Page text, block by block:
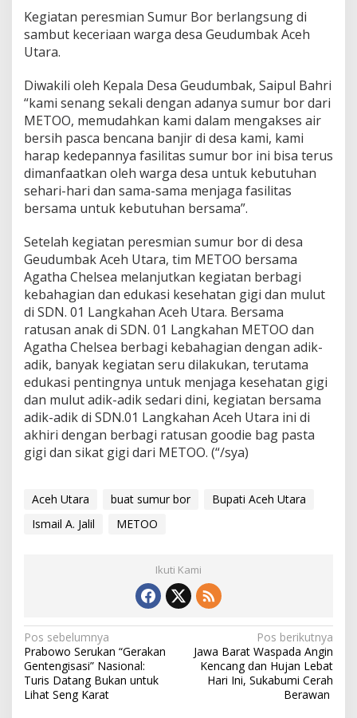
Kegiatan peresmian Sumur Bor berlangsung di
sambut keceriaan warga desa Geudumbak Aceh
Utara.
Diwakili oleh Kepala Desa Geudumbak, Saipul Bahri
“kami senang sekali dengan adanya sumur bor dari
METOO, memudahkan kami dalam mengakses air
bersih pasca bencana banjir di desa kami, kami
harap kedepannya fasilitas sumur bor ini bisa terus
dimanfaatkan oleh warga desa untuk kebutuhan
sehari-hari dan sama-sama menjaga fasilitas
bersama untuk kebutuhan bersama”.
Setelah kegiatan peresmian sumur bor di desa
Geudumbak Aceh Utara, tim METOO bersama
Agatha Chelsea melanjutkan kegiatan berbagi
kebahagian dan edukasi kesehatan gigi dan mulut
di SDN. 01 Langkahan Aceh Utara. Bersama
ratusan anak di SDN. 01 Langkahan METOO dan
Agatha Chelsea berbagi kebahagian dengan adik-
adik, banyak kegiatan seru dilakukan, terutama
edukasi pentingnya untuk menjaga kesehatan gigi
dan mulut adik-adik sedari dini, kegiatan bersama
adik-adik di SDN.01 Langkahan Aceh Utara ini di
akhiri dengan berbagi ratusan goodie bag pasta
gigi dan sikat gigi dari METOO. (“/sya)
Aceh Utara buat sumur bor
Bupati Aceh Utara
Ismail A. Jalil
METOO
Ikuti Kami
N
a
v
Pos sebelumnya
Prabowo Serukan “Gerakan
Gentengisasi” Nasional:
Turis Datang Bukan untuk
Lihat Seng Karat
Pos berikutnya
Jawa Barat Waspada Angin
Kencang dan Hujan Lebat
Hari Ini, Sukabumi Cerah
Berawan